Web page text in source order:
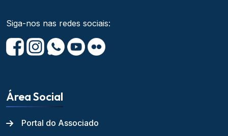
Siga-nos nas redes sociais:
Área Social
Portal do Associado